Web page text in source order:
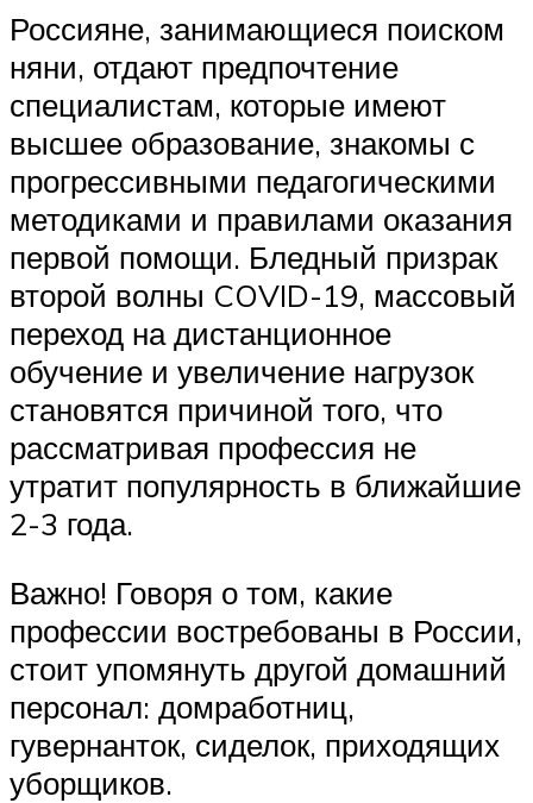
Россияне, занимающиеся поиском
няни, отдают предпочтение
специалистам, которые имеют
высшее образование, знакомы с
прогрессивными педагогическими
методиками и правилами оказания
первой помощи. Бледный призрак
второй волны COVID-19, массовый
переход на дистанционное
обучение и увеличение нагрузок
становятся причиной того, что
рассматривая профессия не
утратит популярность в ближайшие
2-3 года.
Важно! Говоря о том, какие
профессии востребованы в России,
стоит упомянуть другой домашний
персонал: домработниц,
гувернанток, сиделок, приходящих
уборщиков.